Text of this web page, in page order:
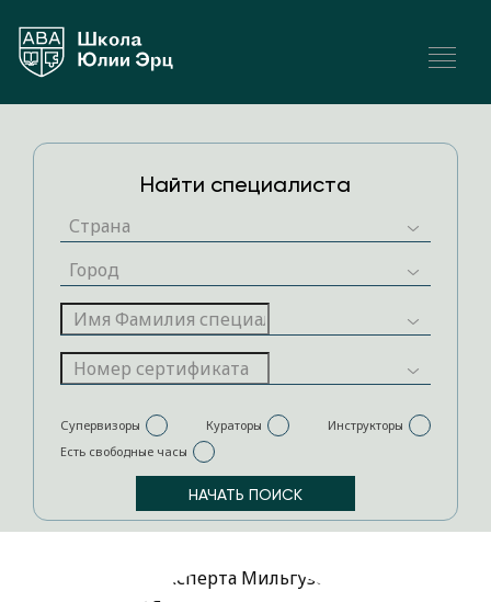
Найти специалиста
Супервизоры Кураторы
Инструкторы
Есть свободные часы